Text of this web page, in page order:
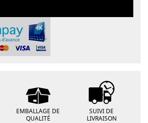
EMBALLAGE DE
QUALITÉ
SUIVI DE
LIVRAISON